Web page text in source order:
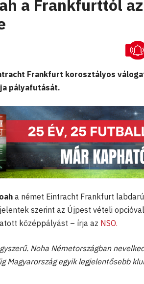
a Frankfurttól
Frankfurt korosztályos
pályafutását.
a német Eintracht Frankfurt
szerint az Újpest vételi
középpályást – írja az NSO.
Noha Németországban
Magyarország egyik legjelentősebb